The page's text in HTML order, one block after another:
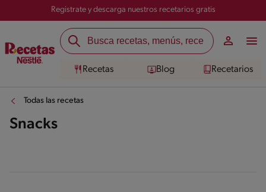
Registrate y descarga nuestros recetarios gratis
Recetas Blog Recetarios
Todas las recetas
Snacks